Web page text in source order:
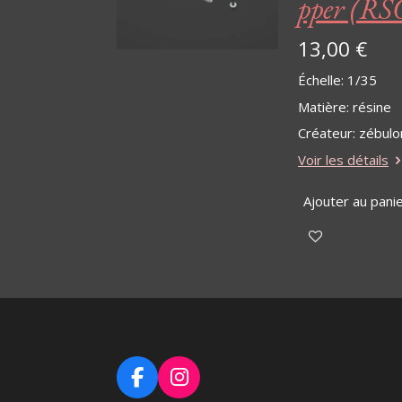
pper
13,00 €
Échelle: 1/35
Matière: résine
Créateur:
Voir les détails
Ajouter au
F
I